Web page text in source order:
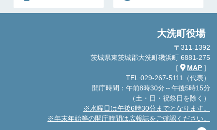
大洗町役場
〒311-1392
茨城県東茨城郡大洗町磯浜町 6881-275
［
MAP ］
TEL:029-267-5111（代表）
開庁時間：午前8時30分～午後5時15分
（土・日・祝祭日を除く）
※水曜日は午後6時30分までとなります。
※年末年始等の開庁時間は広報誌をご確認ください。